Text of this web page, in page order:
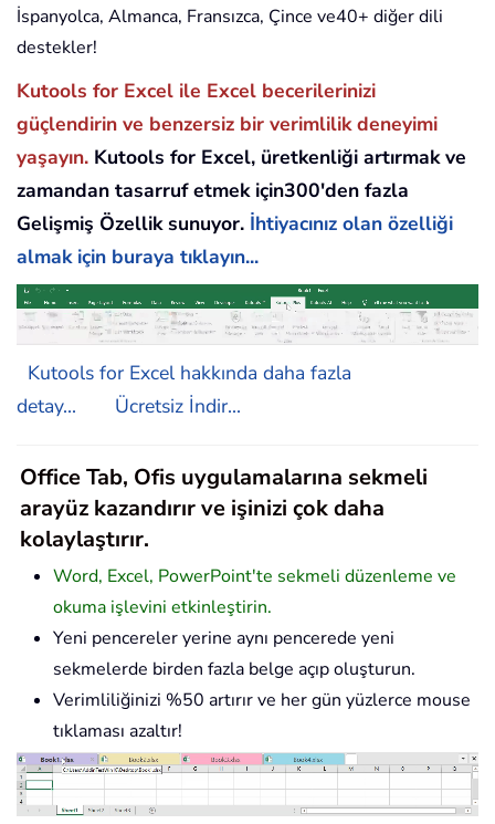
İspanyolca, Almanca, Fransızca, Çince ve40+ diğer dili
destekler!
Kutools for Excel ile Excel becerilerinizi
güçlendirin ve benzersiz bir verimlilik deneyimi
yaşayın. Kutools for Excel, üretkenliği artırmak ve
zamandan tasarruf etmek için300'den fazla
Gelişmiş Özellik sunuyor. İhtiyacınız olan özelliği
almak için buraya tıklayın...
Kutools for Excel hakkında daha fazla
detay...
Ücretsiz İndir...
Office Tab, Ofis uygulamalarına sekmeli
arayüz kazandırır ve işinizi çok daha
kolaylaştırır.
Word, Excel, PowerPoint'te sekmeli düzenleme ve
okuma işlevini etkinleştirin.
Yeni pencereler yerine aynı pencerede yeni
sekmelerde birden fazla belge açıp oluşturun.
Verimliliğinizi %50 artırır ve her gün yüzlerce mouse
tıklaması azaltır!